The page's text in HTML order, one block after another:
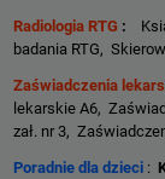
Radiologia RTG :
badania RTG,
Zaświadczenia
lekarskie A6,
zał. nr 3,
Poradnie dla dzieci :